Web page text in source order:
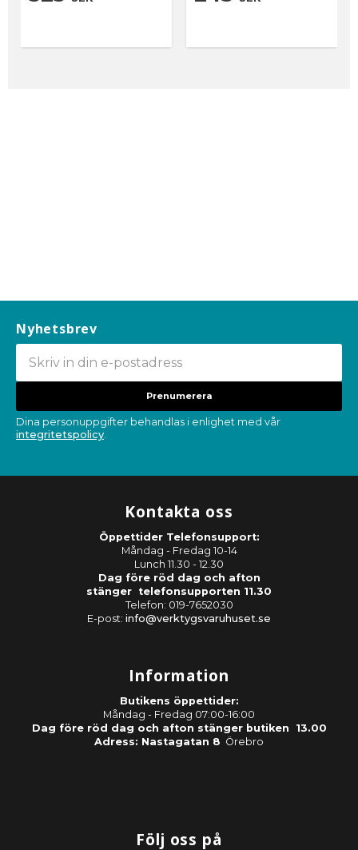
Nyhetsbrev
Prenumerera
Dina personuppgifter behandlas i enlighet med vår
integritetspolicy.
Kontakta oss
Öppettider Telefonsupport:
Måndag - Fredag 10-14
Lunch 11.30 - 12.30
Dag före röd dag och afton
stänger telefonsupporten 11.30
Telefon: 019-7652030
E-post: info@verktygsvaruhuset.se
Information
Butikens öppettider:
Måndag - Fredag 07:00-16:00
Dag före röd dag och afton stänger butiken 13.00
Adress: Nastagatan 8 Örebro
Följ oss på